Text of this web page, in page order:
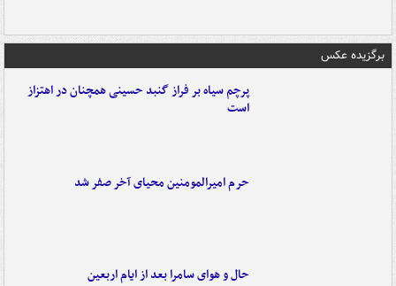
برگزیده عکس
پرچم سیاه بر فراز گنبد حسینی همچنان در اهتزاز
است
حرم امیرالمومنین محیای آخر صفر شد
حال و هوای سامرا بعد از ایام اربعین